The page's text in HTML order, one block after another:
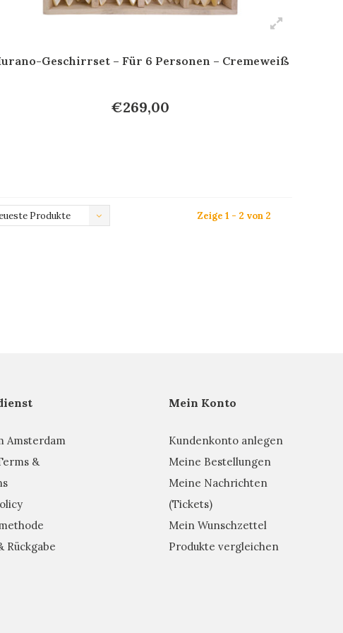
Geschirrset – Für 6 Personen – Cremeweiß
€269,00
Produkte Zeige 1 - 2 von 2
Amsterdam
&
Rückgabe
Mein Konto
Kundenkonto anlegen
Meine Bestellungen
Meine Nachrichten
(Tickets)
Mein Wunschzettel
Produkte vergleichen